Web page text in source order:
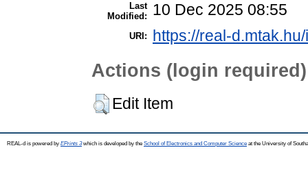
Last
Modified:
10 Dec 2025 08:55
URI: https://real-
Actions (login required)
Edit Item
REAL-d is powered by EPrints 3which is developed by the School of Electronics and Computer Science at the University of